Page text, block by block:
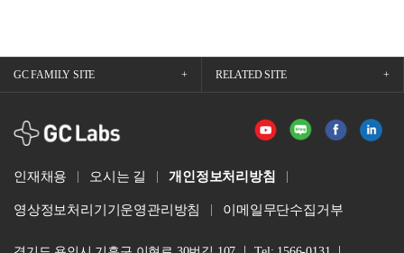
GC FAMILY SITE RELATED SITE
GCLabs
인재채용 오시는 길 개인정보처리방침
영상정보처리기기운영관리방침 이메일무단수집거부